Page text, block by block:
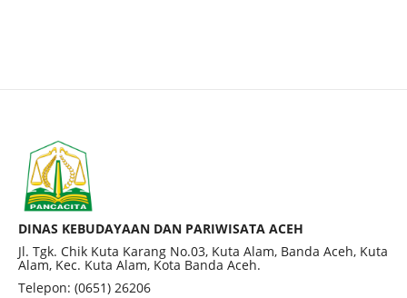
DINAS KEBUDAYAAN DAN PARIWISATA ACEH
Jl. Tgk. Chik Kuta Karang No.03, Kuta Alam, Banda Aceh, Kuta
Alam, Kec. Kuta Alam, Kota Banda Aceh.
Telepon: (0651) 26206